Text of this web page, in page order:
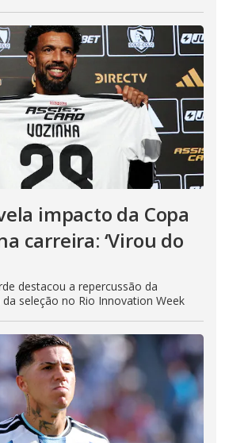
impacto da Copa
carreira: ‘Virou do
destacou a repercussão da
seleção no Rio Innovation Week